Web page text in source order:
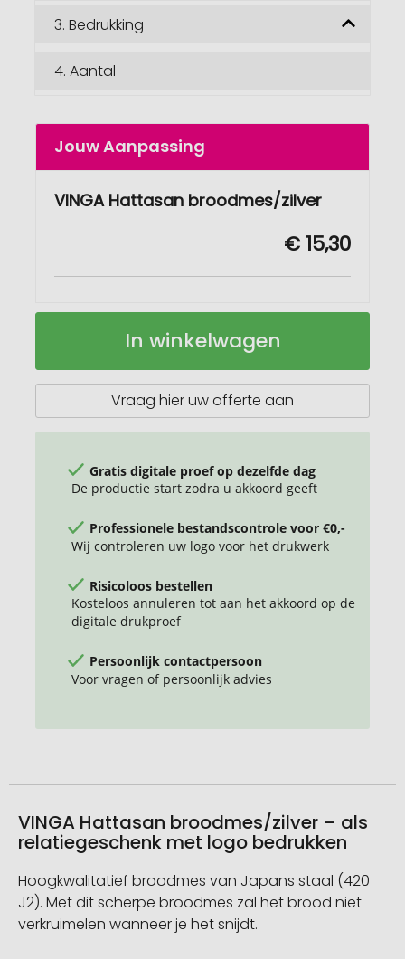
3. Bedrukking
4. Aantal
Jouw Aanpassing
VINGA Hattasan broodmes/zilver
€ 15,30
VINGA
Op
In winkelwagen
Vraag hier uw offerte aan
Gratis digitale proef op dezelfde dag
De productie start zodra u akkoord geeft
Professionele bestandscontrole voor €0,-
Wij controleren uw logo voor het drukwerk
Risicoloos bestellen
Kosteloos annuleren tot aan het akkoord op de
digitale drukproef
Persoonlijk contactpersoon
Voor vragen of persoonlijk advies
VINGA Hattasan broodmes/zilver – als
relatiegeschenk met logo bedrukken
Hoogkwalitatief broodmes van Japans staal (420
J2). Met dit scherpe broodmes zal het brood niet
verkruimelen wanneer je het snijdt.